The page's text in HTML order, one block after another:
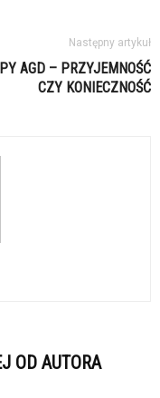
Następny artykuł
AGD – PRZYJEMNOŚĆ
CZY KONIECZNOŚĆ
OD AUTORA